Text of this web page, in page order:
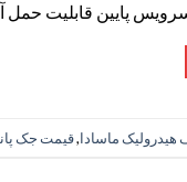
پایین قابلیت
هیدرولیک ماسادا,قیمت جک